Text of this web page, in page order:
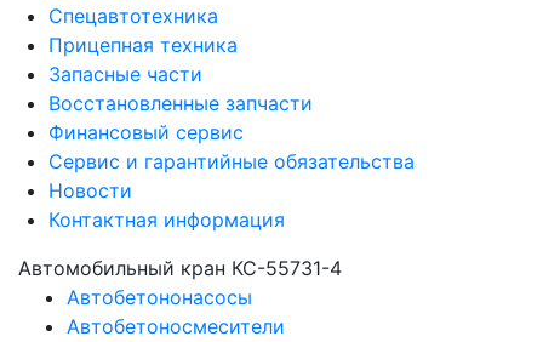
Спецавтотехника
Прицепная техника
Запасные части
Восстановленные запчасти
Финансовый сервис
Сервис и гарантийные обязательства
Новости
Контактная информация
Автомобильный кран КС-55731-4
Автобетононасосы
Автобетоносмесители